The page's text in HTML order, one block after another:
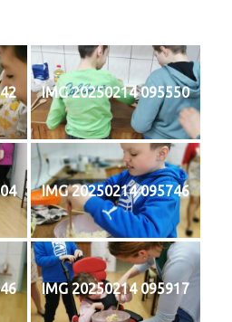
IMG 20250214 095550
IMG 20250214 095746
IMG 20250214 095917